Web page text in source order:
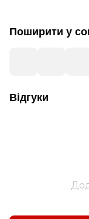
Поширити у
Відгуки